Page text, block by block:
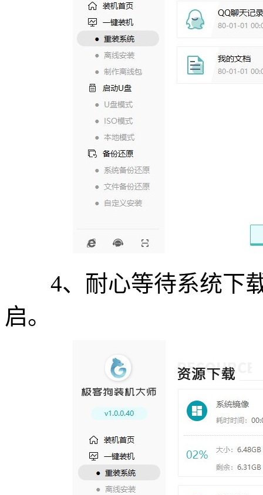
4、耐心等待系统下载
启。